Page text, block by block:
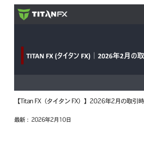
【Titan FX（タイタン FX）】2026年2月の取引
最新： 2026年2月10日